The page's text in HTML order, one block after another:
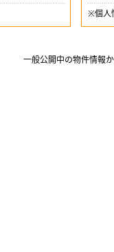
※個人
一般公開中の物件情報